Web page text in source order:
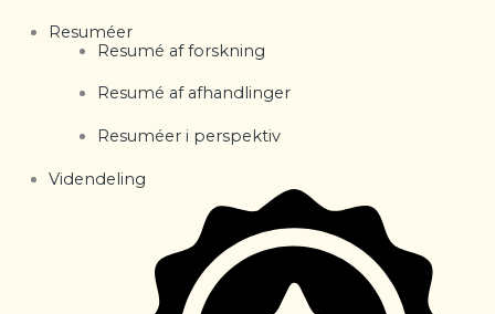
Resuméer
Resumé af forskning
Resumé af afhandlinger
Resuméer i perspektiv
Videndeling